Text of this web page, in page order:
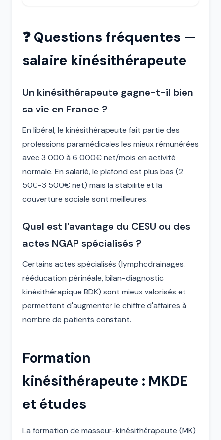
❓ Questions fréquentes —
salaire kinésithérapeute
Un kinésithérapeute gagne-t-il bien
sa vie en France ?
En libéral, le kinésithérapeute fait partie des
professions paramédicales les mieux rémunérées
avec 3 000 à 6 000€ net/mois en activité
normale. En salarié, le plafond est plus bas (2
500-3 500€ net) mais la stabilité et la
couverture sociale sont meilleures.
Quel est l'avantage du CESU ou des
actes NGAP spécialisés ?
Certains actes spécialisés (lymphodrainages,
rééducation périnéale, bilan-diagnostic
kinésithérapique BDK) sont mieux valorisés et
permettent d'augmenter le chiffre d'affaires à
nombre de patients constant.
Formation
kinésithérapeute : MKDE
et études
La formation de masseur-kinésithérapeute (MK)